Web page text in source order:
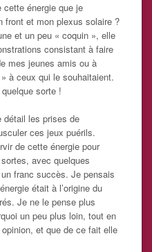
cette énergie que je
front et mon plexus solaire ?
et un peu « coquin », elle
consistant à faire
mes jeunes amis ou à
à ceux qui le souhaitaient.
sorte !
détail les prises de
ces jeux puérils.
de cette énergie pour
avec quelques
franc succès. Je pensais
était à l’origine du
Je ne le pense plus
un peu plus loin, tout en
et que de ce fait elle